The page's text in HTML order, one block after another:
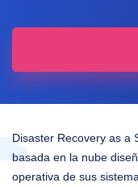
Disaster Recovery as a
basada en la nube
operativa de sus